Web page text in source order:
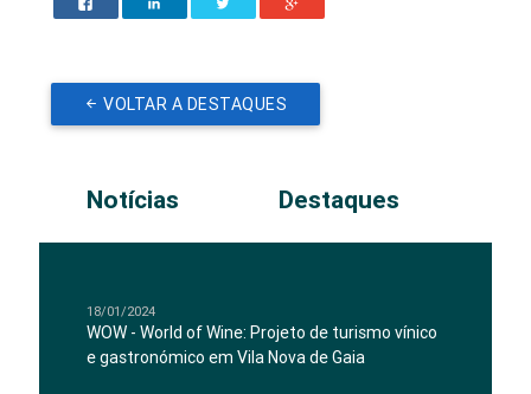
VOLTAR A DESTAQUES
Notícias Destaques
18/01/2024
WOW - World of Wine: Projeto de turismo vínico
e gastronómico em Vila Nova de Gaia